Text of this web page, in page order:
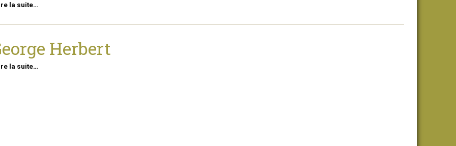
la suite…
Herbert
la suite…